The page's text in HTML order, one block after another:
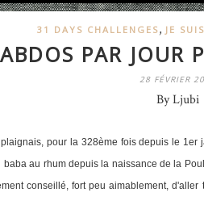
31 DAYS CHALLENGES,JE
PAR JOUR
28 FÉVRIER
By Ljubi
pour la 328ème fois depuis le 1er
baba au rhum depuis la naissance de la
conseillé, fort peu aimablement,